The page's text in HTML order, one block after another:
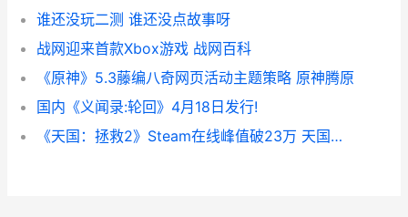
谁还没玩二测 谁还没点故事呀
战网迎来首款Xbox游戏 战网百科
《原神》5.3藤编八奇网页活动主题策略 原神腾原
国内《义闻录:轮回》4月18日发行!
《天国：拯救2》Steam在线峰值破23万 天国拯救2绝境丧钟攻略